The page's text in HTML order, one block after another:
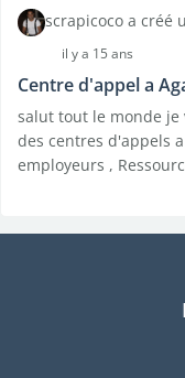
scrapicoco a créé
il y a 15 ans
Centre d'appel a
salut tout le monde
des centres d'appels
employeurs ,